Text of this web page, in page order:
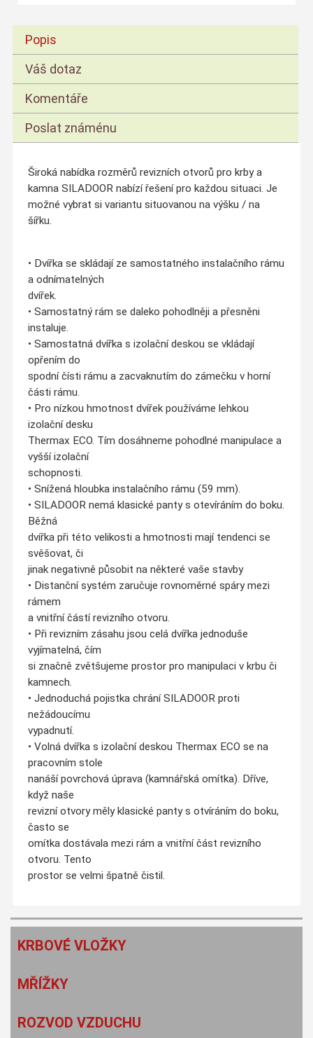
Popis
Váš dotaz
Komentáře
Poslat známénu
Široká nabídka rozměrů revizních otvorů pro krby a
kamna SILADOOR nabízí řešení pro každou situaci. Je
možné vybrat si variantu situovanou na výšku / na
šířku.
• Dvířka se skládají ze samostatného instalačního rámu
a odnímatelných
dvířek.
• Samostatný rám se daleko pohodlněji a přesněni
instaluje.
• Samostatná dvířka s izolační deskou se vkládají
opřením do
spodní čísti rámu a zacvaknutím do zámečku v horní
části rámu.
• Pro nízkou hmotnost dvířek používáme lehkou
izolační desku
Thermax ECO. Tím dosáhneme pohodlné manipulace a
vyšší izolační
schopnosti.
• Snížená hloubka instalačního rámu (59 mm).
• SILADOOR nemá klasické panty s otevíráním do boku.
Běžná
dvířka při této velikosti a hmotnosti mají tendenci se
svěšovat, či
jinak negativně působit na některé vaše stavby
• Distanční systém zaručuje rovnoměrné spáry mezi
rámem
a vnitřní částí revizního otvoru.
• Při revizním zásahu jsou celá dvířka jednoduše
vyjímatelná, čím
si značně zvětšujeme prostor pro manipulaci v krbu či
kamnech.
• Jednoduchá pojistka chrání SILADOOR proti
nežádoucímu
vypadnutí.
• Volná dvířka s izolační deskou Thermax ECO se na
pracovním stole
nanáší povrchová úprava (kamnářská omítka). Dříve,
když naše
revizní otvory měly klasické panty s otvíráním do boku,
často se
omítka dostávala mezi rám a vnitřní část revizního
otvoru. Tento
prostor se velmi špatně čistil.
KRBOVÉ VLOŽKY
MŘÍŽKY
ROZVOD VZDUCHU